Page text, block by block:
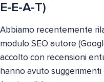
E-E-A-T)
Abbiamo recentemente
modulo SEO autore
accolto con recensioni
hanno avuto